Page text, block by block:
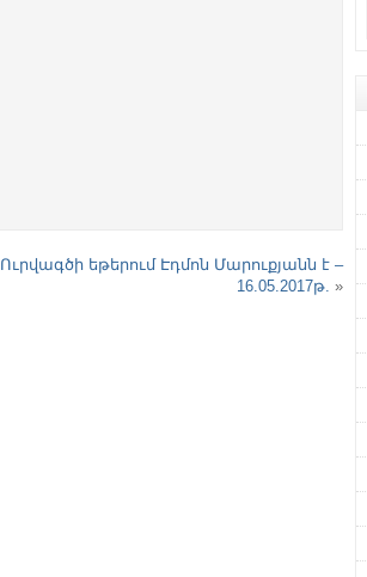
Ուրվագծի եթերում Էդմոն Մարուքյանն է –
16.05.2017թ. »